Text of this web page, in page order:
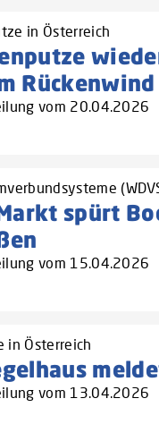
in Österreich
Rückenwind
vom 20.04.2026
spürt
vom 15.04.2026
in Österreich
vom 13.04.2026